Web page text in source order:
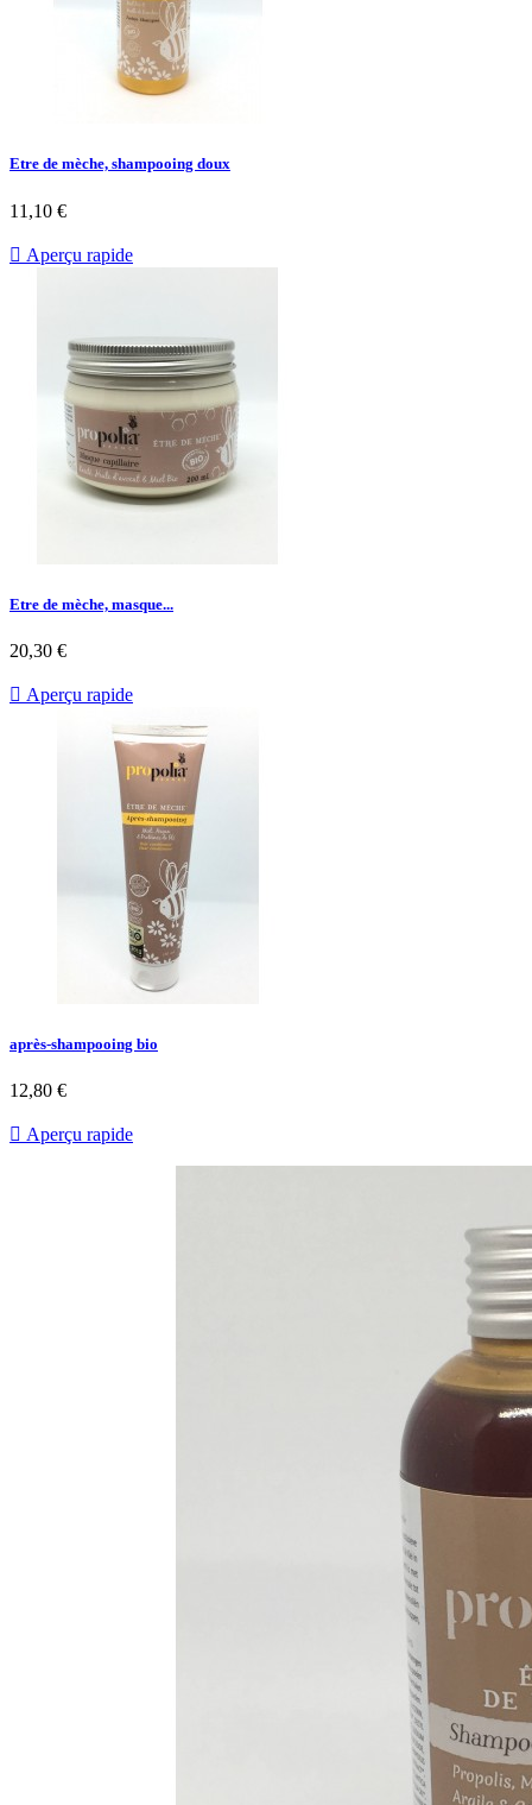
Etre de mèche, shampooing doux
11,10 €
 Aperçu rapide
Etre de mèche, masque...
20,30 €
 Aperçu rapide
après-shampooing bio
12,80 €
 Aperçu rapide